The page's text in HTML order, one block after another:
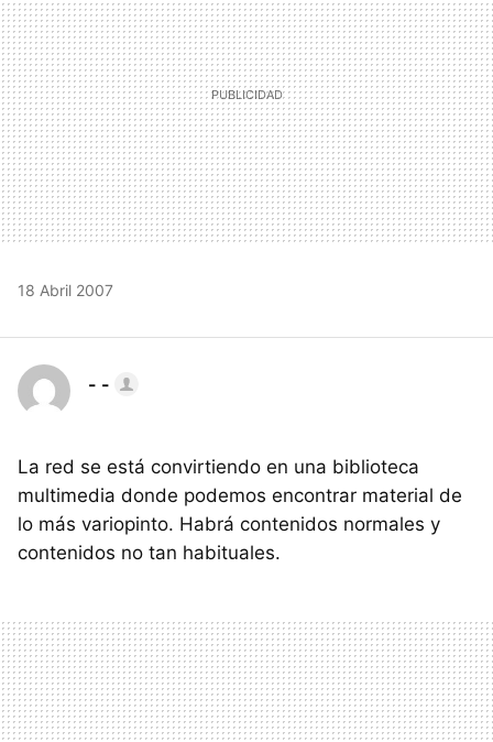
18 Abril 2007
- -
La red se está convirtiendo en una biblioteca
multimedia donde podemos encontrar material de
lo más variopinto. Habrá contenidos normales y
contenidos no tan habituales.